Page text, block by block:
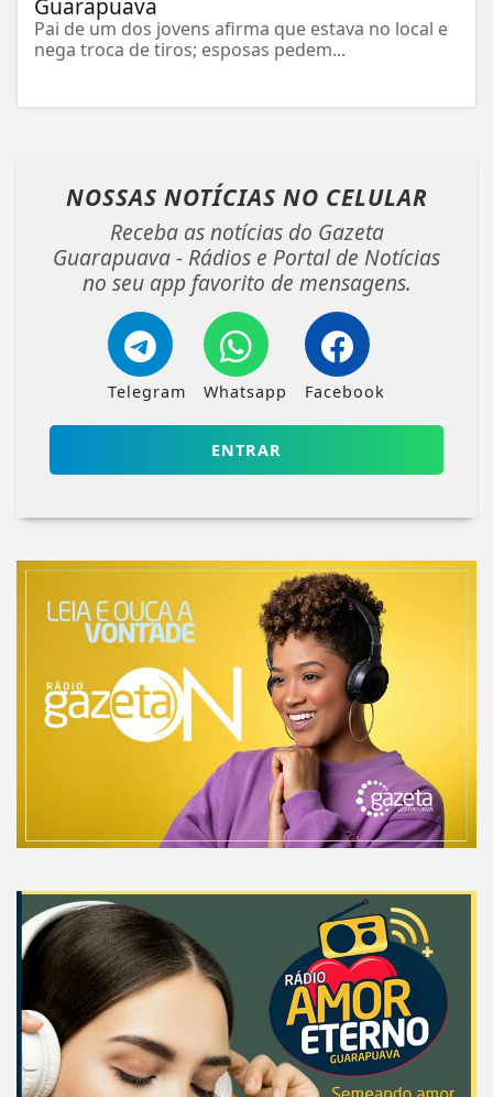
Guarapuava
Pai de um dos jovens afirma que estava no local e
nega troca de tiros; esposas pedem...
NOSSAS NOTÍCIAS NO CELULAR
Receba as notícias do Gazeta
Guarapuava - Rádios e Portal de Notícias
no seu app favorito de mensagens.
Telegram Whatsapp Facebook
ENTRAR